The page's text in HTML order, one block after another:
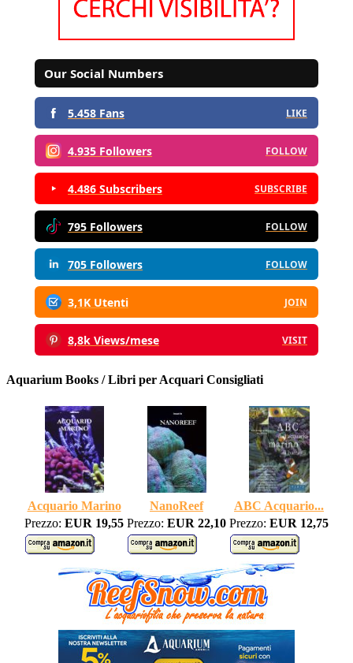
Our Social Numbers
5.458 Fans LIKE
4.935 Followers FOLLOW
4.486 Subscribers SUBSCRIBE
795 Followers FOLLOW
705 Followers FOLLOW
3,1K Utenti JOIN
8,8k Views/mese VISIT
Aquarium Books / Libri per Acquari Consigliati
Acquario Marino NanoReef
ABC Acquario...
Prezzo: EUR 19,55 Prezzo: EUR 22,10 Prezzo: EUR 12,75